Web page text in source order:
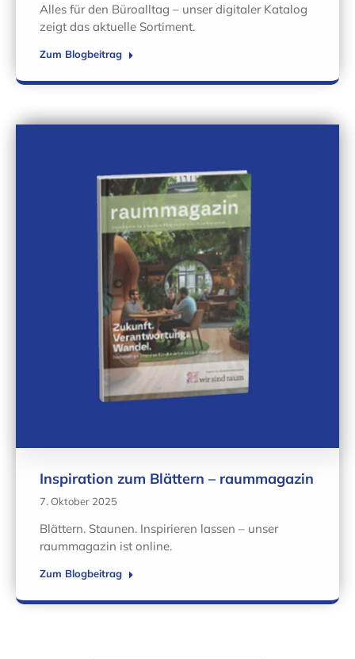
Alles für den Büroalltag – unser digitaler Katalog
zeigt das aktuelle Sortiment.
Zum Blogbeitrag
Inspiration zum Blättern – raummagazin
7. Oktober 2025
Blättern. Staunen. Inspirieren lassen – unser
raummagazin ist online.
Zum Blogbeitrag